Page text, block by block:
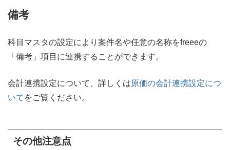
備考
科目マスタの設定により案件名や任意の名称をfreeeの
「備考」項目に連携することができます。
会計連携設定について、詳しくは原価の会計連携設定につ
いて をご覧ください。
その他注意点